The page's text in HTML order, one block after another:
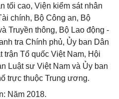
tối cao, Viện kiểm sát nhân
chính, Bộ Công an, Bộ
Truyền thông, Bộ Lao động -
tra Chính phủ, Ủy ban Dân
trận Tổ quốc Việt Nam, Hội
Luật sư Việt Nam và Ủy ban
trực thuộc Trung ương.
Năm 2018.